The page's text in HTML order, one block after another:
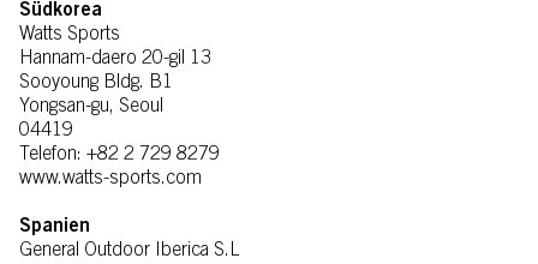
Südkorea
Watts Sports
Hannam-daero 20-gil 13
Sooyoung Bldg. B1
Yongsan-gu, Seoul
04419
Telefon: +82 2 729 8279
www.watts-sports.com
Spanien
General Outdoor Iberica S.L